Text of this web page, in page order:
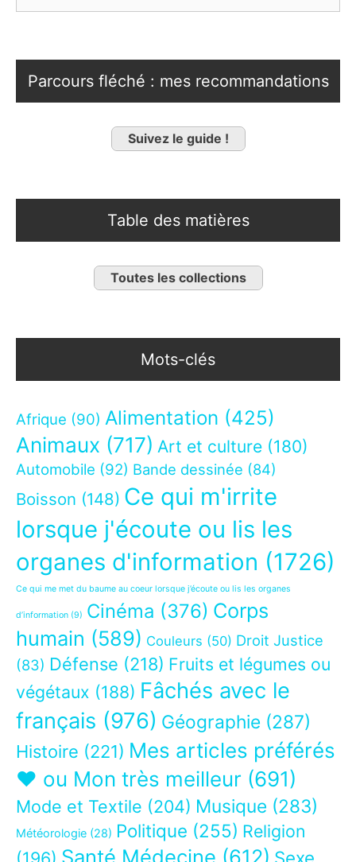
Parcours fléché : mes recommandations
Suivez le guide !
Table des matières
Toutes les collections
Mots-clés
Afrique (90) Alimentation (425)
Animaux (717) Art et culture (180)
Automobile (92) Bande dessinée (84)
Boisson (148) Ce qui m'irrite
lorsque j'écoute ou lis les
organes d'information (1726)
Ce qui me met du baume au coeur lorsque j’écoute ou lis les organes
d’information (9) Cinéma (376) Corps
humain (589) Couleurs (50) Droit Justice
(83) Défense (218) Fruits et légumes ou
végétaux (188) Fâchés avec le
français (976) Géographie (287)
Histoire (221) Mes articles préférés
❤ ou Mon très meilleur (691)
Mode et Textile (204) Musique (283)
Météorologie (28) Politique (255) Religion
(196) Santé Médecine (612) Sexe